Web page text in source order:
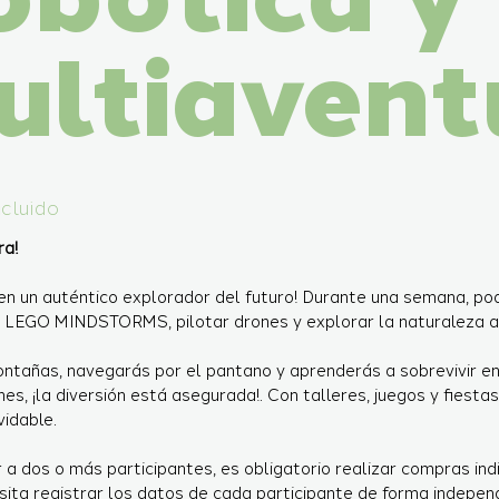
un auténtico explorador del futuro! Durante una semana,
LEGO MINDSTORMS, pilotar drones y explorar la naturaleza
navegarás por el pantano y aprenderás a sobrevivir
¡la diversión está asegurada!. Con talleres, juegos y
a dos o más participantes, es obligatorio realizar compras
registrar los datos de cada participante de forma